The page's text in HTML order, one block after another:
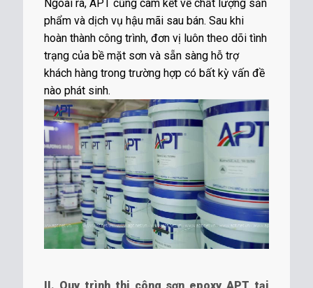
Ngoài ra, APT cũng cam kết về chất lượng sản
phẩm và dịch vụ hậu mãi sau bán. Sau khi
hoàn thành công trình, đơn vị luôn theo dõi tình
trạng của bề mặt sơn và sẵn sàng hỗ trợ
khách hàng trong trường hợp có bất kỳ vấn đề
nào phát sinh.